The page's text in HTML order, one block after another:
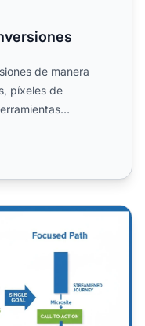
de manera
píxeles de
el marketing de